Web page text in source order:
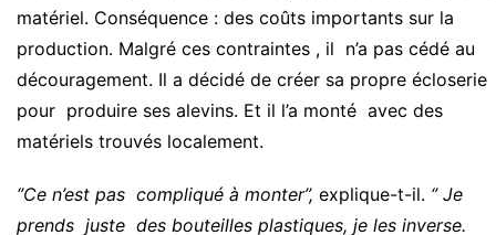
matériel. Conséquence : des coûts importants sur la
production. Malgré ces contraintes , il n’a pas cédé au
découragement. Il a décidé de créer sa propre écloserie
pour produire ses alevins. Et il l’a monté avec des
matériels trouvés localement.
‘’Ce n’est pas compliqué à monter’’, explique-t-il. ‘’ Je
prends juste des bouteilles plastiques, je les inverse.